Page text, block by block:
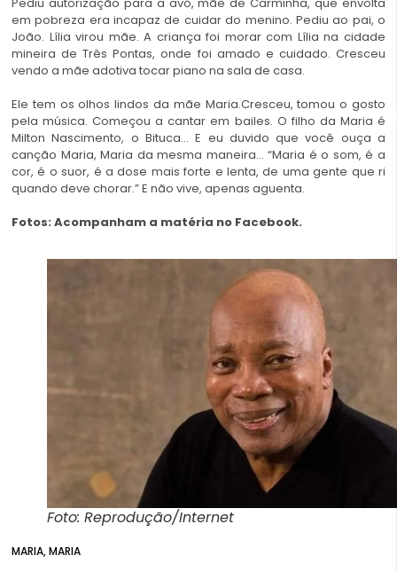
em pobreza era incapaz de cuidar do menino. Pediu ao pai, o
João. Lília virou mãe. A criança foi morar com Lília na cidade
mineira de Três Pontas, onde foi amado e cuidado. Cresceu
vendo a mãe adotiva tocar piano na sala de casa.
Ele tem os olhos lindos da mãe Maria.Cresceu, tomou o gosto
pela música. Começou a cantar em bailes. O filho da Maria é
Milton Nascimento, o Bituca… E eu duvido que você ouça a
canção Maria, Maria da mesma maneira… “Maria é o som, é a
cor, é o suor, é a dose mais forte e lenta, de uma gente que ri
quando deve chorar.” E não vive, apenas aguenta.
Fotos: Acompanham a matéria no Facebook.
Foto: Reprodução/Internet
MARIA, MARIA